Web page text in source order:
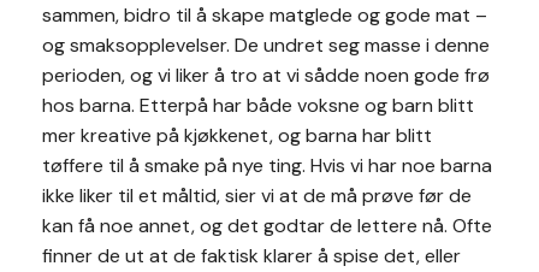
sammen, bidro til å skape matglede og gode mat –
og smaksopplevelser. De undret seg masse i denne
perioden, og vi liker å tro at vi sådde noen gode frø
hos barna. Etterpå har både voksne og barn blitt
mer kreative på kjøkkenet, og barna har blitt
tøffere til å smake på nye ting. Hvis vi har noe barna
ikke liker til et måltid, sier vi at de må prøve før de
kan få noe annet, og det godtar de lettere nå. Ofte
finner de ut at de faktisk klarer å spise det, eller